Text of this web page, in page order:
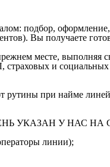
подбор,
Вы получаете
месте, выполняя
страховых и социальных
рутины при найме
УКАЗАН У НАС
линии);